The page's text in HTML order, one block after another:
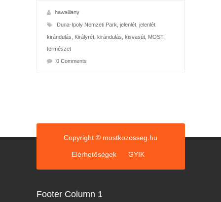
hawaiilany
Duna-Ipoly Nemzeti Park jelenlét, jelenlét
kirándulás Királyrét, kirándulás kisvasút, MOST,
természet
0 Comments
Copyright © mostkozosseg.hu
Elérhetőségek GYIK
Footer Column 1